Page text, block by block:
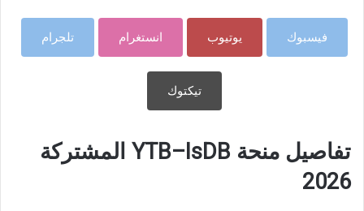
فيسبوك يوتيوب انستغرام تلجرام
تيكتوك
تفاصيل منحة YTB–IsDB المشتركة
2026